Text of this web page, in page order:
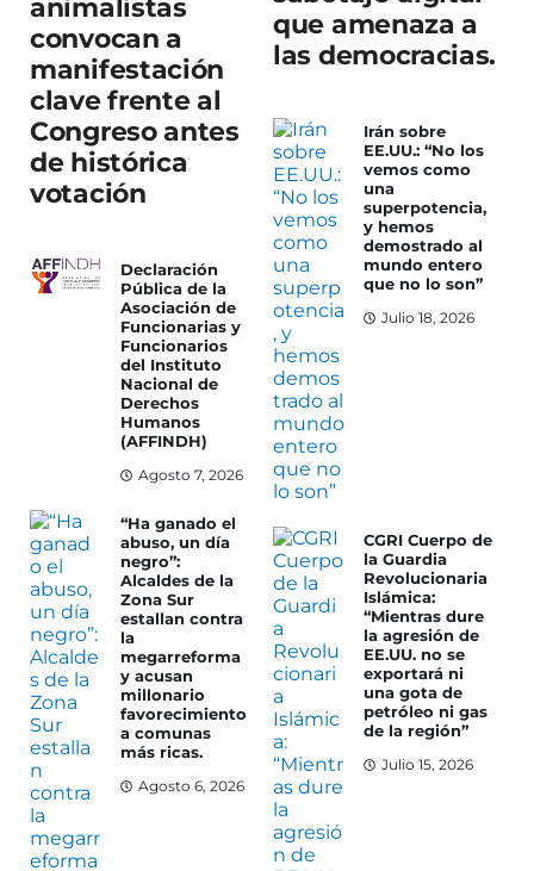
animalistas
convocan a
manifestación
clave frente al
Congreso antes
de histórica
votación
Declaración
Pública de la
Asociación de
Funcionarias y
Funcionarios
del Instituto
Nacional de
Derechos
Humanos
(AFFINDH)
Agosto 7, 2026
“Ha ganado el
abuso, un día
negro”:
Alcaldes de la
Zona Sur
estallan contra
la
megarreforma
y acusan
millonario
favorecimiento
a comunas
más ricas.
Agosto 6, 2026
que amenaza a
las democracias.
Irán sobre
EE.UU.: “No los
vemos como
una
superpotencia,
y hemos
demostrado al
mundo entero
que no lo son”
Julio 18, 2026
CGRI Cuerpo de
la Guardia
Revolucionaria
Islámica:
“Mientras dure
la agresión de
EE.UU. no se
exportará ni
una gota de
petróleo ni gas
de la región”
Julio 15, 2026